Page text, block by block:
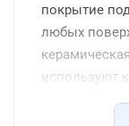
покрытие
любых
используют
обувь в
пол,